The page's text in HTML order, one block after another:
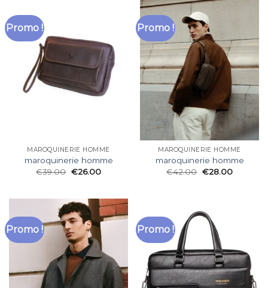
Promo !
MAROQUINERIE HOMME
maroquinerie homme
€39.00 €26.00
Promo !
MAROQUINERIE HOMME
maroquinerie homme
€42.00 €28.00
Promo ! Promo !